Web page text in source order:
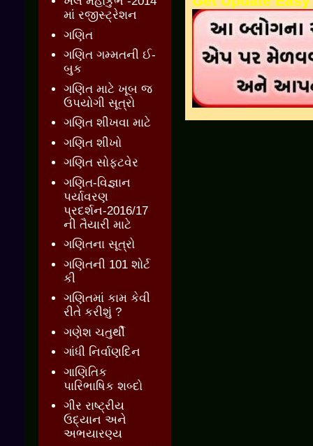
માં રજીસ્ટ્રેશન
ગણિત
ગણિત ગમ્મતની ઈ-
બુક
ગણિત માટે ખૂબ જ
ઉપયોગી સૂત્રો
ગણિત શીખવા માટે
ગણિત શીખો
ગણિત સોફ્ટવેર
ગણિત-વિજ્ઞાન
પર્યાવરણ
પ્રદર્શન-2016/17
ની તૈયારી માટે
ગણિતના સૂત્રો
ગણિતની 101 શોર્ટ
કી
ગણિતમાં કામ કેવી
રીતે કરીશું ?
ગણેશ ચતુર્થી
ગાંધી નિર્વાણદિન
ગાણિતિક
પારિભાષિક શબ્દો
ગીર રાષ્ટ્રીય
ઉદ્યાન અને
અભયારણ્ય